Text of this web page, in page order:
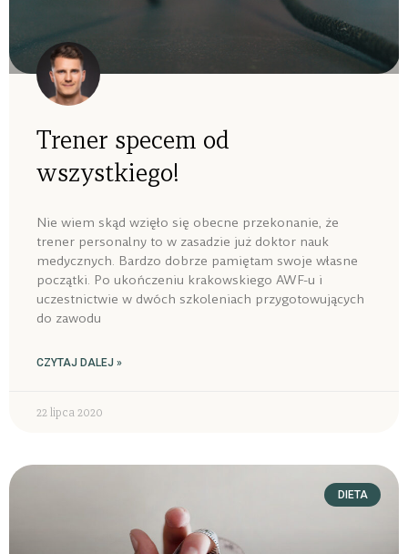
Trener specem od
wszystkiego!
Nie wiem skąd wzięło się obecne przekonanie, że
trener personalny to w zasadzie już doktor nauk
medycznych. Bardzo dobrze pamiętam swoje własne
początki. Po ukończeniu krakowskiego AWF-u i
uczestnictwie w dwóch szkoleniach przygotowujących
do zawodu
CZYTAJ DALEJ »
22 lipca 2020
DIETA